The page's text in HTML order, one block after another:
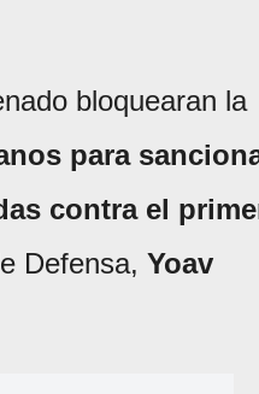
bloquearan la
para
contra el
Defensa, Yoav